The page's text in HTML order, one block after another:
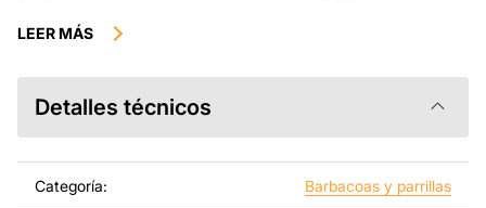
SheetCam, Adobe Illustrator, SolidWorks u otros
Utilizando estos archivos con un equipo de corte y
disfrutas mientras trabajas en tu proyecto.
LEER MÁS
Detalles técnicos
Categoría: Barbacoas y parrillas